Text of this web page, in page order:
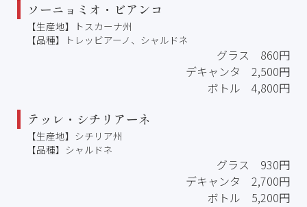
ソーニョミオ・ビアンコ
【生産地】トスカーナ州
【品種】トレッビアーノ、シャルドネ
グラス 860円
デキャンタ 2,500円
ボトル 4,800円
テッレ・シチリアーネ
【生産地】シチリア州
【品種】シャルドネ
グラス 930円
デキャンタ 2,700円
ボトル 5,200円